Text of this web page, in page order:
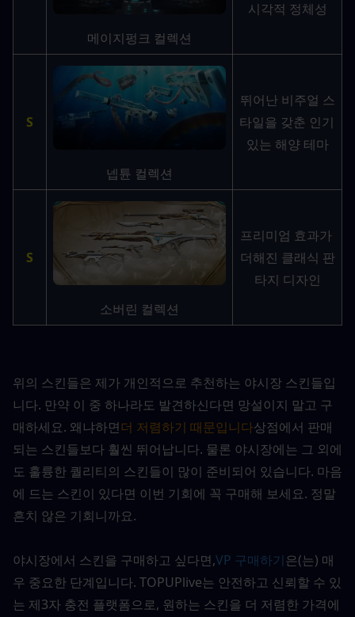
메이지펑크 컬렉션
시각적 정체성
S
넵튠 컬렉션
뛰어난 비주얼 스
타일을 갖춘 인기
있는 해양 테마
S
소버린 컬렉션
프리미엄 효과가
더해진 클래식 판
타지 디자인
위의 스킨들은 제가 개인적으로 추천하는 야시장 스킨들입
니다. 만약 이 중 하나라도 발견하신다면 망설이지 말고 구
매하세요. 왜냐하면더 저렴하기 때문입니다상점에서 판매
되는 스킨들보다 훨씬 뛰어납니다. 물론 야시장에는 그 외에
도 훌륭한 퀄리티의 스킨들이 많이 준비되어 있습니다. 마음
에 드는 스킨이 있다면 이번 기회에 꼭 구매해 보세요. 정말
흔치 않은 기회니까요.
야시장에서 스킨을 구매하고 싶다면,VP 구매하기은(는) 매
우 중요한 단계입니다. TOPUPlive는 안전하고 신뢰할 수 있
는 제3자 충전 플랫폼으로, 원하는 스킨을 더 저렴한 가격에